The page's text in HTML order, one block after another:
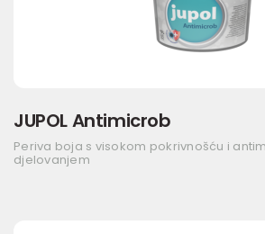
JUPOL Antimicrob
Periva boja s visokom pokrivnošću i
djelovanjem